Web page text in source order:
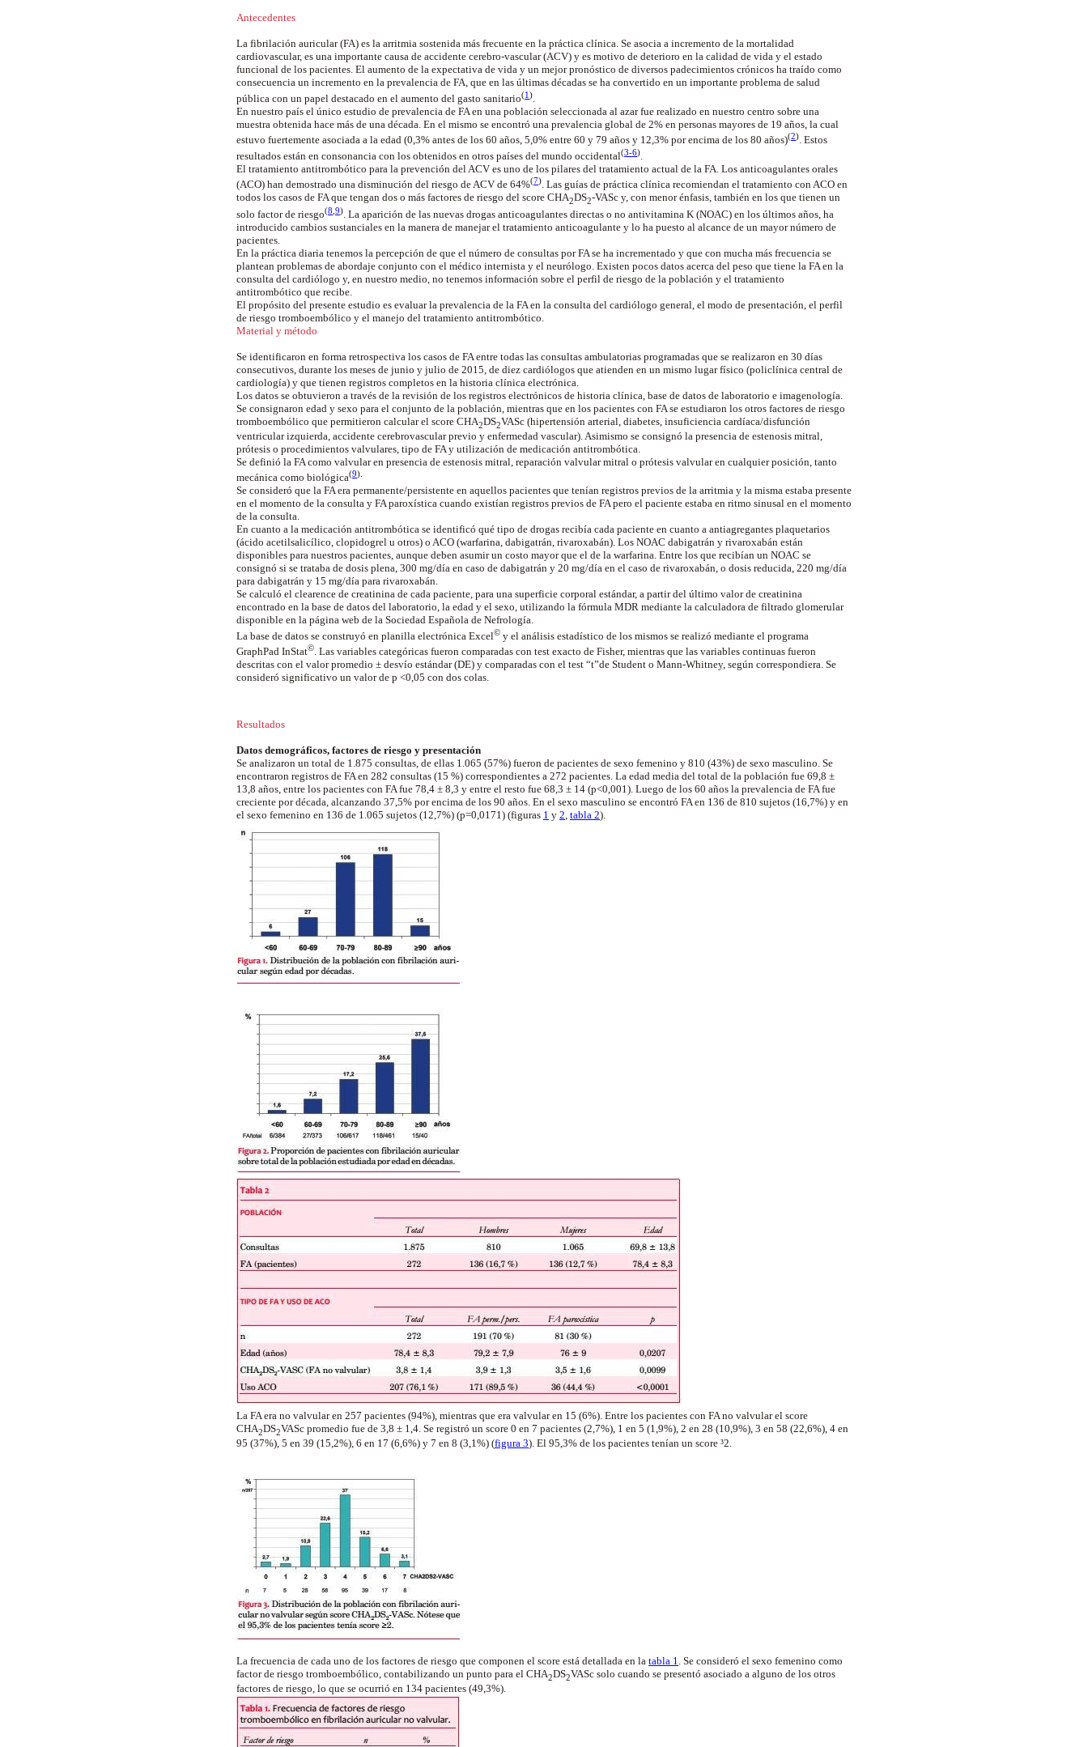
Antecedentes
La fibrilación auricular (FA) es la arritmia sostenida más frecuente en la práctica clínica. Se asocia a incremento de la mortalidad
cardiovascular, es una importante causa de accidente cerebro-vascular (ACV) y es motivo de deterioro en la calidad de vida y el estado
funcional de los pacientes. El aumento de la expectativa de vida y un mejor pronóstico de diversos padecimientos crónicos ha traído como
consecuencia un incremento en la prevalencia de FA, que en las últimas décadas se ha convertido en un importante problema de salud
pública con un papel destacado en el aumento del gasto sanitario(1)
En nuestro país el único estudio de prevalencia de FA en una población seleccionada al azar fue realizado en nuestro centro sobre una
muestra obtenida hace más de una década. En el mismo se encontró una prevalencia global de 2% en personas mayores de 19 años, la cual
estuvo fuertemente asociada a la edad (0,3% antes de los 60 años, 5,0% entre 60 y 79 años y 12,3% por encima de los 80 años)(2). Estos
resultados están en consonancia con los obtenidos en otros países del mundo occidental(3-6)
El tratamiento antitrombótico para la prevención del ACV es uno de los pilares del tratamiento actual de la FA. Los anticoagulantes orales
(ACO) han demostrado una disminución del riesgo de ACV de 64%(7) . Las guías de práctica clínica recomiendan el tratamiento con ACO en
todos los casos de FA que tengan dos o más factores de riesgo del score CHA2DS2-VASc y, con menor énfasis, también en los que tienen un
solo factor de riesgo(8 9). La aparición de las nuevas drogas anticoagulantes directas o no antivitamina K (NOAC) en los últimos años, ha
introducido cambios sustanciales en la manera de manejar el tratamiento anticoagulante y lo ha puesto al alcance de un mayor número de
pacientes.
En la práctica diaria tenemos la percepción de que el número de consultas por FA se ha incrementado y que con mucha más frecuencia se
plantean problemas de abordaje conjunto con el médico internista y el neurólogo. Existen pocos datos acerca del peso que tiene la FA en la
consulta del cardiólogo y, en nuestro medio, no tenemos información sobre el perfil de riesgo de la población y el tratamiento
antitrombótico que recibe.
El propósito del presente estudio es evaluar la prevalencia de la FA en la consulta del cardiólogo general, el modo de presentación, el perfil
de riesgo tromboembólico y el manejo del tratamiento antitrombótico.
Material y método
Se identificaron en forma retrospectiva los casos de FA entre todas las consultas ambulatorias programadas que se realizaron en 30 días
consecutivos, durante los meses de junio y julio de 2015, de diez cardiólogos que atienden en un mismo lugar físico (policlínica central de
cardiología) y que tienen registros completos en la historia clínica electrónica.
Los datos se obtuvieron a través de la revisión de los registros electrónicos de historia clínica, base de datos de laboratorio e imagenología.
Se consignaron edad y sexo para el conjunto de la población, mientras que en los pacientes con FA se estudiaron los otros factores de riesgo
tromboembólico que permitieron calcular el score CHA2DS2VASc (hipertensión arterial, diabetes, insuficiencia cardíaca/disfunción
ventricular izquierda, accidente cerebrovascular previo y enfermedad vascular). Asimismo se consignó la presencia de estenosis mitral,
prótesis o procedimientos valvulares, tipo de FA y utilización de medicación antitrombótica.
Se definió la FA como valvular en presencia de estenosis mitral, reparación valvular mitral o prótesis valvular en cualquier posición, tanto
mecánica como biológica(9).
Se consideró que la FA era permanente/persistente en aquellos pacientes que tenían registros previos de la arritmia y la misma estaba presente
en el momento de la consulta y FA paroxística cuando existían registros previos de FA pero el paciente estaba en ritmo sinusal en el momento
de la consulta.
En cuanto a la medicación antitrombótica se identificó qué tipo de drogas recibía cada paciente en cuanto a antiagregantes plaquetarios
(ácido acetilsalicílico, clopidogrel u otros) o ACO (warfarina, dabigatrán, rivaroxabán). Los NOAC dabigatrán y rivaroxabán están
disponibles para nuestros pacientes, aunque deben asumir un costo mayor que el de la warfarina. Entre los que recibían un NOAC se
consignó si se trataba de dosis plena, 300 mg/día en caso de dabigatrán y 20 mg/día en el caso de rivaroxabán, o dosis reducida, 220 mg/día
para dabigatrán y 15 mg/día para rivaroxabán.
Se calculó el clearence de creatinina de cada paciente, para una superficie corporal estándar, a partir del último valor de creatinina
encontrado en la base de datos del laboratorio, la edad y el sexo, utilizando la fórmula MDR mediante la calculadora de filtrado glomerular
disponible en la página web de la Sociedad Española de Nefrología.
La base de datos se construyó en planilla electrónica Excel© y el análisis estadístico de los mismos se realizó mediante el programa
GraphPad InStat©. Las variables categóricas fueron comparadas con test exacto de Fisher, mientras que las variables continuas fueron
descritas con el valor promedio ± desvío estándar (DE) y comparadas con el test “t”de Student o Mann-Whitney, según correspondiera. Se
consideró significativo un valor de p <0,05 con dos colas.
Resultados
Datos demográficos, factores de riesgo y presentación
Se analizaron un total de 1.875 consultas, de ellas 1.065 (57%) fueron de pacientes de sexo femenino y 810 (43%) de sexo masculino. Se
encontraron registros de FA en 282 consultas (15 %) correspondientes a 272 pacientes. La edad media del total de la población fue 69,8 ±
13,8 años, entre los pacientes con FA fue 78,4 ± 8,3 y entre el resto fue 68,3 ± 14 (p<0,001). Luego de los 60 años la prevalencia de FA fue
creciente por década, alcanzando 37,5% por encima de los 90 años. En el sexo masculino se encontró FA en 136 de 810 sujetos (16,7%) y en
el sexo femenino en 136 de 1.065 sujetos (12,7%) (p=0,0171) (figuras 1 y 2, tabla 2).
La FA era no valvular en 257 pacientes (94%), mientras que era valvular en 15 (6%). Entre los pacientes con FA no valvular el score
CHA2DS2VASc promedio fue de 3,8 ± 1,4. Se registró un score 0 en 7 pacientes (2,7%), 1 en 5 (1,9%), 2 en 28 (10,9%), 3 en 58 (22,6%), 4 en
95 (37%), 5 en 39 (15,2%), 6 en 17 (6,6%) y 7 en 8 (3,1%) (figura 3). El 95,3% de los pacientes tenían un score ³2.
La frecuencia de cada uno de los factores de riesgo que componen el score está detallada en la tabla 1. Se consideró el sexo femenino como
factor de riesgo tromboembólico, contabilizando un punto para el CHA2DS2VASc solo cuando se presentó asociado a alguno de los otros
factores de riesgo, lo que se ocurrió en 134 pacientes (49,3%).